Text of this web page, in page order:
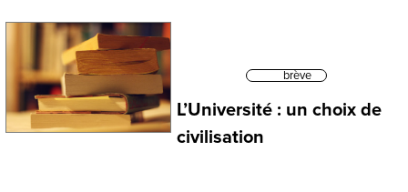
brève
L’Université : un choix de
civilisation